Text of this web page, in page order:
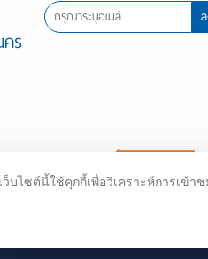
ร
เว็บไซต์นี้ใช้คุกกี้เพื่อวิเคราะห์การเข้